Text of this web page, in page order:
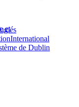
et
International
de Dublin